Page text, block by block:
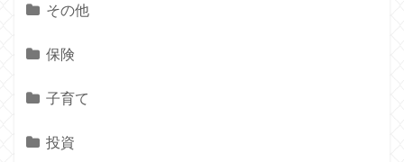
その他
保険
子育て
投資